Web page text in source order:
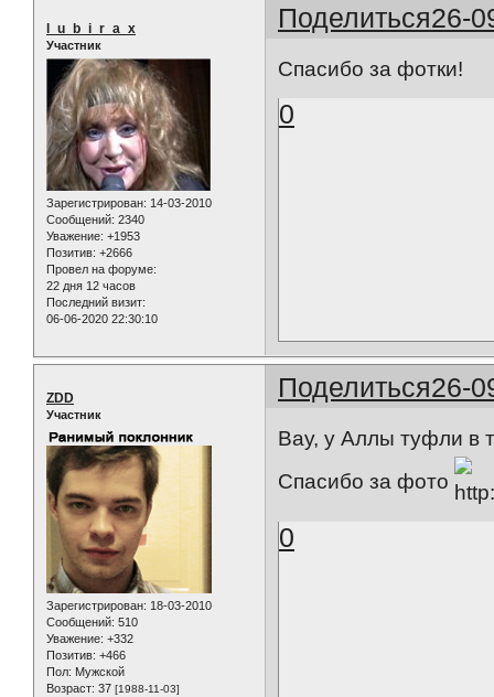
Поделиться26-
l_u_b_i_r_a_x
Участник
Зарегистрирован: 14-03-2010
Сообщений: 2340
Уважение: +1953
Позитив: +2666
Провел на форуме:
22 дня 12 часов
Последний визит:
06-06-2020 22:30:10
Спасибо за фотки!
0
Поделиться26-
ZDD
Участник
Зарегистрирован: 18-03-2010
Сообщений: 510
Уважение: +332
Позитив: +466
Пол: Мужской
Возраст: 37 [1988-11-03]
Вау, у Аллы туфли в
Спасибо за фото
0